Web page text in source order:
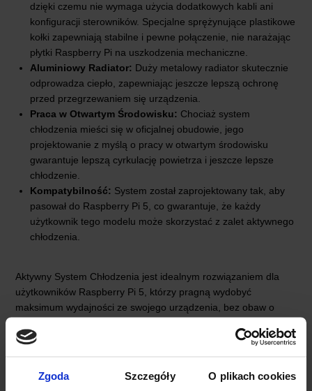
Zgoda Szczegóły O plikach cookies
dzięki czemu nie wymaga użycia dodatkowych kabli ani
konfiguracji sterowników. Specjalne sprężynujące plastikowe
kołki zapewniają stabilne i pewne połączenie, nie narażając
płytki Raspberry Pi na uszkodzenia mechaniczne.
Aluminiowy Radiator: Duży metalowy radiator skutecznie
odprowadza ciepło, zapewniając jeszcze lepszą ochronę
przed przegrzewaniem się urządzenia.
Praca w Otwartym Środowisku: Chociaż system
chłodzenia mieści się w oficjalnej obudowie, jego
projektowanie z myślą o pracy w otwartym środowisku
gwarantuje lepszą cyrkulację powietrza i jeszcze lepsze
chłodzenie.
Kompatybilność: System został zaprojektowany tak, aby
pasował do Raspberry Pi 5, co gwarantuje, że każdy
użytkownik tego modelu może skorzystać z zalet aktywnego
chłodzenia.
Aktywny System Chłodzenia jest idealnym rozwiązaniem dla
użytkowników Raspberry Pi 5, którzy pragną wydobyć
maksimum wydajności ze swojego urządzenia, bez obaw o
długimi godzinami intensywnej pracy, zachowując przy tym
elektronicznych, czy edukacją, ten system chłodzenia zapewni